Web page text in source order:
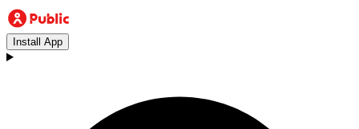
Install App